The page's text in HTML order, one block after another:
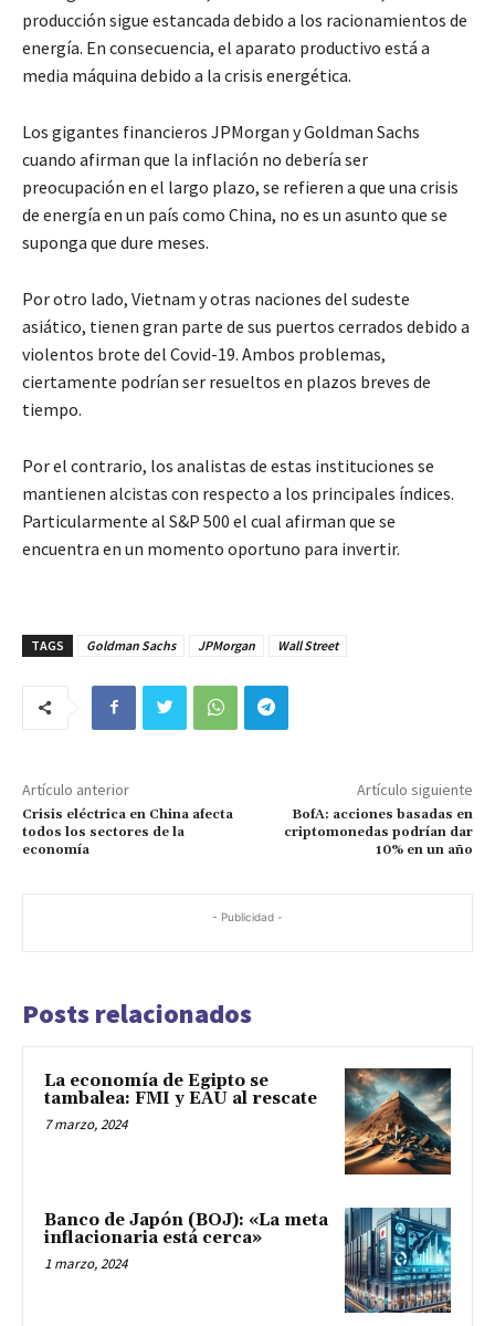
producción sigue estancada debido a los racionamientos de
energía. En consecuencia, el aparato productivo está a
media máquina debido a la crisis energética.
Los gigantes financieros JPMorgan y Goldman Sachs
cuando afirman que la inflación no debería ser
preocupación en el largo plazo, se refieren a que una crisis
de energía en un país como China, no es un asunto que se
suponga que dure meses.
Por otro lado, Vietnam y otras naciones del sudeste
asiático, tienen gran parte de sus puertos cerrados debido a
violentos brote del Covid-19. Ambos problemas,
ciertamente podrían ser resueltos en plazos breves de
tiempo.
Por el contrario, los analistas de estas instituciones se
mantienen alcistas con respecto a los principales índices.
Particularmente al S&P 500 el cual afirman que se
encuentra en un momento oportuno para invertir.
TAGS Goldman Sachs JPMorgan Wall Street
Artículo anterior
Crisis eléctrica en China afecta
todos los sectores de la
economía
Artículo siguiente
BofA: acciones basadas en
criptomonedas podrían dar
10% en un año
- Publicidad -
Posts relacionados
La economía de Egipto se
tambalea: FMI y EAU al rescate
7 marzo, 2024
Banco de Japón (BOJ): «La meta
inflacionaria está cerca»
1 marzo, 2024